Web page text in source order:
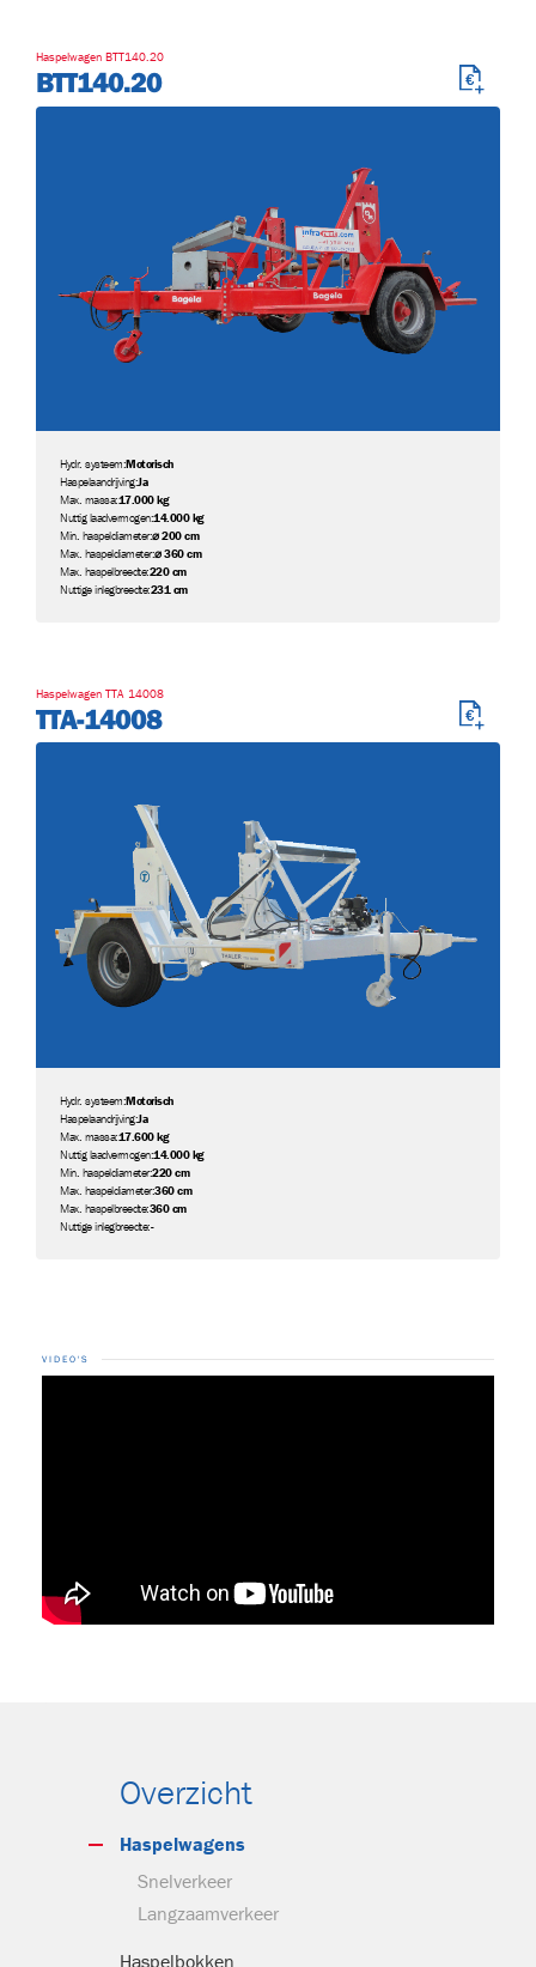
Overzicht
Haspelwagens
Snel­verkeer
Langzaam­verkeer
Haspelbokken
Haspelwagen BTT140.20
BTT140.20
Hydr. systeem:Motorisch
Haspelaandrijving:Ja
Max. massa:17.000 kg
Nuttig laadvermogen:14.000 kg
Min. haspeldiameter:⌀ 200 cm
Max. haspeldiameter:⌀ 360 cm
Max. haspelbreedte:220 cm
Nuttige inlegbreedte:231 cm
Haspelwagen TTA 14008
TTA-14008
Hydr. systeem:Motorisch
Haspelaandrijving:Ja
Max. massa:17.600 kg
Nuttig laadvermogen:14.000 kg
Min. haspeldiameter:220 cm
Max. haspeldiameter:360 cm
Max. haspelbreedte:360 cm
Nuttige inlegbreedte:-
VIDEO'S